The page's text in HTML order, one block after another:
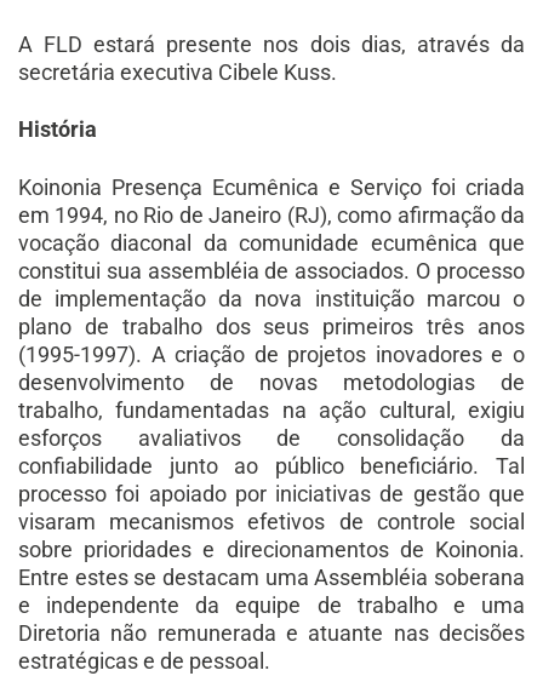
A FLD estará presente nos dois dias, através da
secretária executiva Cibele Kuss.
História
Koinonia Presença Ecumênica e Serviço foi criada
em 1994, no Rio de Janeiro (RJ), como afirmação da
vocação diaconal da comunidade ecumênica que
constitui sua assembléia de associados. O processo
de implementação da nova instituição marcou o
plano de trabalho dos seus primeiros três anos
(1995-1997). A criação de projetos inovadores e o
desenvolvimento de novas metodologias de
trabalho, fundamentadas na ação cultural, exigiu
esforços avaliativos de consolidação da
confiabilidade junto ao público beneficiário. Tal
processo foi apoiado por iniciativas de gestão que
visaram mecanismos efetivos de controle social
sobre prioridades e direcionamentos de Koinonia.
Entre estes se destacam uma Assembléia soberana
e independente da equipe de trabalho e uma
Diretoria não remunerada e atuante nas decisões
estratégicas e de pessoal.